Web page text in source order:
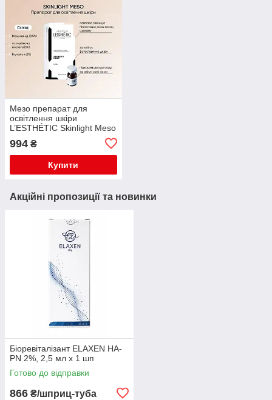
Мезо препарат для
освітлення шкіри
L’ESTHÉTIC Skinlight Meso
994 ₴
Купити
Акційні пропозиції та новинки
Біоревіталізант ELAXEN HA-
PN 2%, 2,5 мл x 1 шп
Готово до відправки
866 ₴/шприц-туба